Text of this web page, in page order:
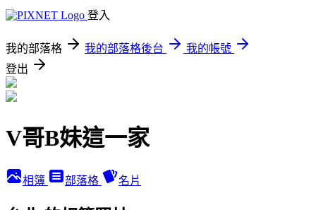
登入
我的部落格 我的部落格後台
我的帳號
登出
V哥B妹這一家
相簿 部落格 名片